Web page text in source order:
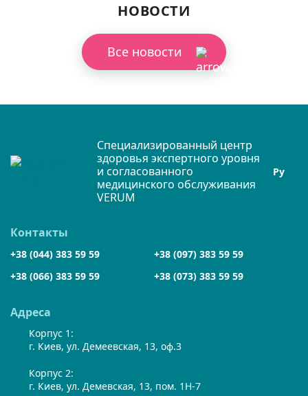
НОВОСТИ
Все новости
Специализированный центр
здоровья экспертного уровня
и согласованного
медицинского обслуживания
VERUM
Ру
Адреса
Корпус 1:
г. Киев, ул. Демеевская, 13, оф.3
Корпус 2:
г. Киев, ул. Демевская, 13, пом. 1Н-7
Контакты
+38 (044) 383 59 59
+38 (097) 383 59 59
+38 (066) 383 59 59
+38 (073) 383 59 59